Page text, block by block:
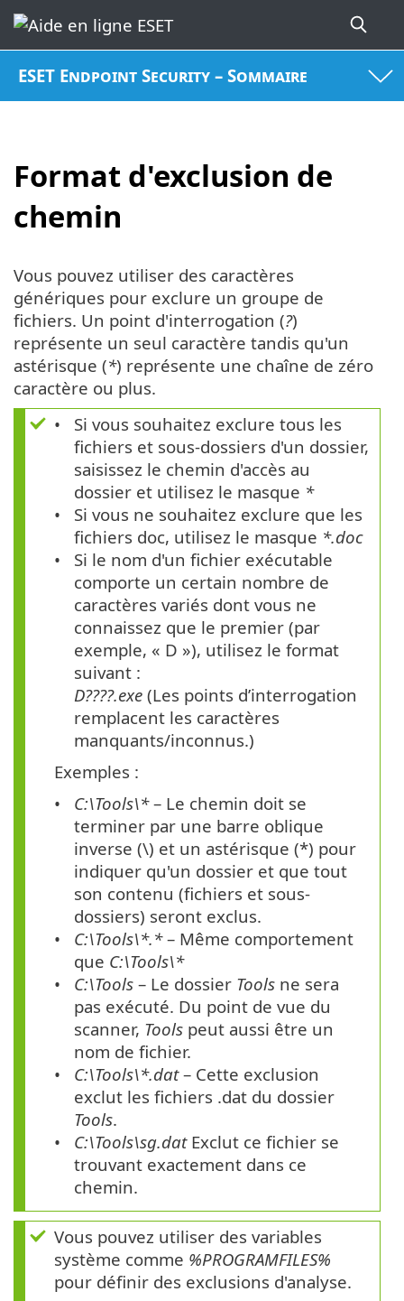
ESET Endpoint Security – Sommaire
Format d'exclusion de
chemin
Vous pouvez utiliser des caractères
génériques pour exclure un groupe de
fichiers. Un point d'interrogation (?)
représente un seul caractère tandis qu'un
astérisque (*) représente une chaîne de zéro
caractère ou plus.
Si vous souhaitez exclure tous les
fichiers et sous-dossiers d'un dossier,
saisissez le chemin d'accès au
dossier et utilisez le masque *
Si vous ne souhaitez exclure que les
fichiers doc, utilisez le masque *.doc
Si le nom d'un fichier exécutable
comporte un certain nombre de
caractères variés dont vous ne
connaissez que le premier (par
exemple, « D »), utilisez le format
suivant :
D????.exe (Les points d’interrogation
remplacent les caractères
manquants/inconnus.)
Exemples :
C:\Tools\*– Le chemin doit se
terminer par une barre oblique
inverse (\) et un astérisque (*) pour
indiquer qu'un dossier et que tout
son contenu (fichiers et sous-
dossiers) seront exclus.
C:\Tools\*.*– Même comportement
que C:\Tools\*
C:\Tools – Le dossier Tools ne sera
pas exécuté. Du point de vue du
scanner, Tools peut aussi être un
nom de fichier.
C:\Tools\*.dat– Cette exclusion
exclut les fichiers .dat du dossier
Tools.
C:\Tools\sg.datExclut ce fichier se
trouvant exactement dans ce
chemin.
Vous pouvez utiliser des variables
système comme %PROGRAMFILES%
pour définir des exclusions d'analyse.